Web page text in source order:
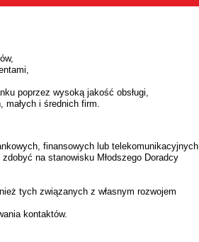
poprzez wysoką jakość obsługi,
małych i średnich firm.
finansowych lub telekomunikacyjnych
na stanowisku Młodszego Doradcy
tych związanych z własnym rozwojem
kontaktów.